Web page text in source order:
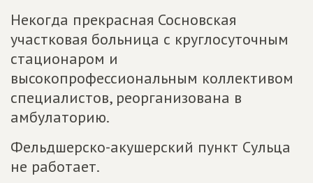
Некогда прекрасная Сосновская
участковая больница с круглосуточным
стационаром и
высокопрофессиональным коллективом
специалистов, реорганизована в
амбулаторию.
Фельдшерско-акушерский пункт Сульца
не работает.